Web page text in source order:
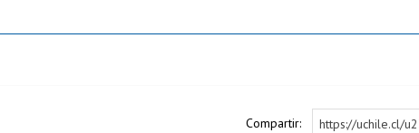
Compartir: https://uchile.cl/